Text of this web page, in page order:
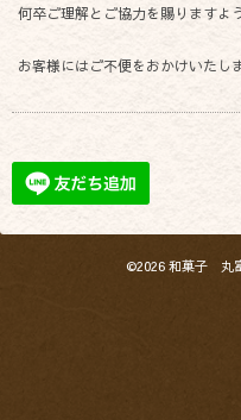
何卒ご理解とご協力を賜りますよ
お客様にはご不便をおかけいたし
©2026 和菓子 丸